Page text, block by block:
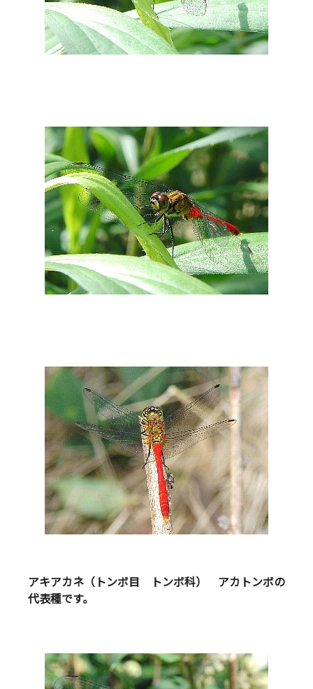
アキアカネ（トンボ目 トンボ科） アカトンボの
代表種です。